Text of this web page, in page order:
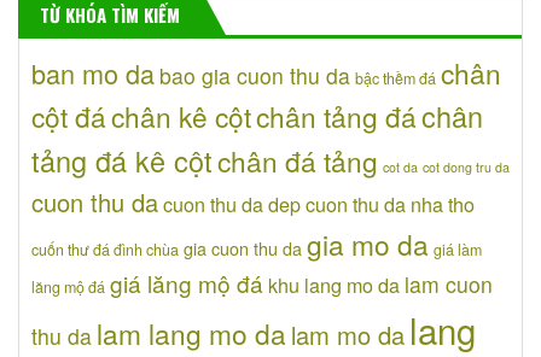
TỪ KHÓA TÌM KIẾM
ban mo da bao gia cuon thu da bậc thềm đá chân
cột đáchân kê cộtchân tảng đáchân
tảng đá kê cộtchân đá tảng cot da cot dong tru da
cuon thu dacuon thu da depcuon thu da nha tho
cuốn thư đá đình chùa gia cuon thu da gia mo da giá làm
lăng mộ đá giá lăng mộ đá khu lang mo da lam cuon
thu da lam lang mo dalam mo da lang